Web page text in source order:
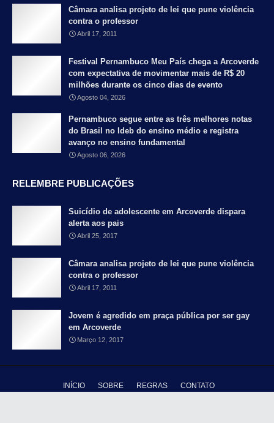
Câmara analisa projeto de lei que pune violência
contra o professor
Abril 17, 2011
Festival Pernambuco Meu País chega a Arcoverde
com expectativa de movimentar mais de R$ 20
milhões durante os cinco dias de evento
Agosto 04, 2026
Pernambuco segue entre as três melhores notas
do Brasil no Ideb do ensino médio e registra
avanço no ensino fundamental
Agosto 06, 2026
RELEMBRE PUBLICAÇÕES
Suicídio de adolescente em Arcoverde dispara
alerta aos pais
Abril 25, 2017
Câmara analisa projeto de lei que pune violência
contra o professor
Abril 17, 2011
Jovem é agredido em praça pública por ser gay
em Arcoverde
Março 12, 2017
INÍCIO SOBRE REGRAS CONTATO